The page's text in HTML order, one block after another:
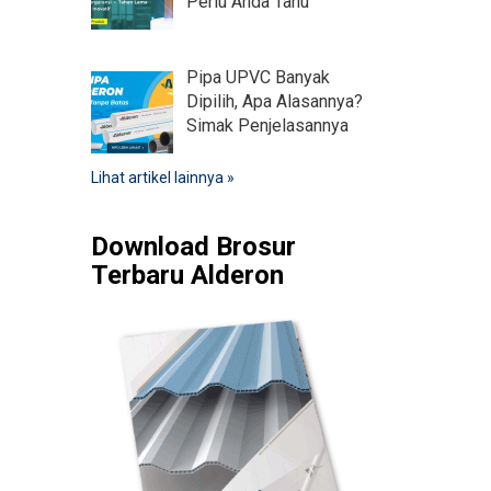
Pipa UPVC Banyak
Dipilih, Apa Alasannya?
Simak Penjelasannya
Lihat artikel lainnya »
Download Brosur
Terbaru Alderon